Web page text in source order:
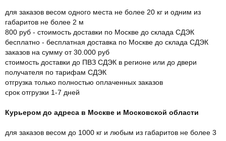
для заказов весом одного места не более 20 кг и одним из
габаритов не более 2 м
800 руб - стоимость доставки по Москве до склада СДЭК
бесплатно - бесплатная доставка по Москве до склада СДЭК
заказов на сумму от 30.000 руб
стоимость доставки до ПВЗ СДЭК в регионе или до двери
получателя по тарифам СДЭК
отгрузка только полностью оплаченных заказов
срок отгрузки 1-7 дней
Курьером до адреса в Москве и Московской области
для заказов весом до 1000 кг и любым из габаритов не более 3